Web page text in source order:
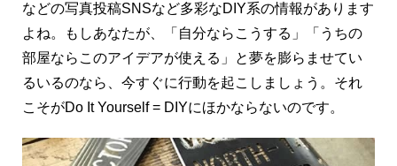
などの写真投稿SNSなど多彩なDIY系の情報があります
よね。もしあなたが、「自分ならこうする」「うちの
部屋ならこのアイデアが使える」と夢を膨らませてい
るいるのなら、今すぐに行動を起こしましょう。それ
こそがDo It Yourself = DIYにほかならないのです。